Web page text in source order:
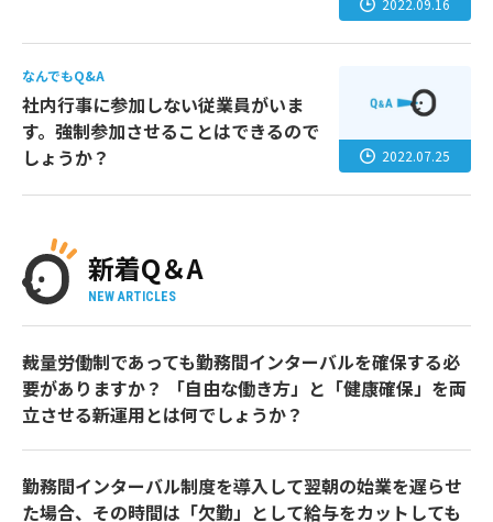
なんでもQ&A
社内行事に参加しない従業員がいま
す。強制参加させることはできるので
しょうか？
2022.07.25
新着Q＆A
NEW ARTICLES
裁量労働制であっても勤務間インターバルを確保する必
要がありますか？ 「自由な働き方」と「健康確保」を両
立させる新運用とは何でしょうか？
勤務間インターバル制度を導入して翌朝の始業を遅らせ
た場合、その時間は「欠勤」として給与をカットしても